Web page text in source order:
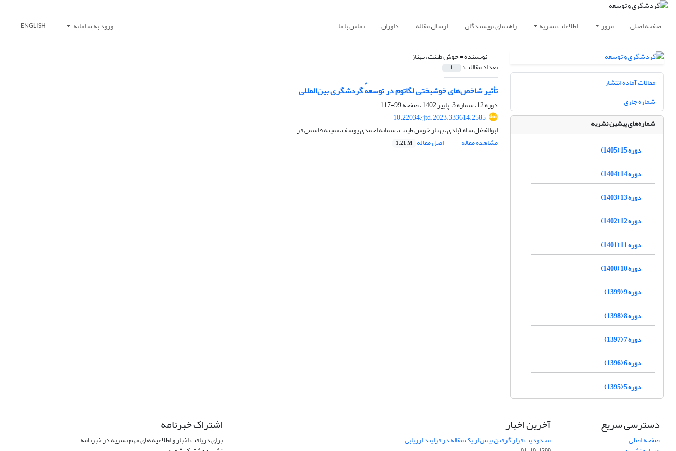
صفحه اصلی مرور اطلاعات نشریه راهنمای نویسندگان ارسال مقاله داوران تماس با ما ورود به سامانه ENGLISH
نویسنده =خوش طینت، بهناز
تعداد مقالات: 1
تأثیر شاخص‌های خوشبختی لگاتوم در توسعهٔ گردشگری بین‌المللی
دوره 12، شماره 3، پاییز 1402، صفحه
99-117
10.22034/jtd.2023.333614.2585
ابوالفضل شاه آبادی، بهناز خوش طینت، سمانه احمدی یوسف، ثمینه قاسمی فر
مشاهده مقاله
اصل مقاله 1.21 M
مقالات آماده انتشار
شماره جاری
شماره‌های پیشین نشریه
دوره 15 (1405)
دوره 14 (1404)
دوره 13 (1403)
دوره 12 (1402)
دوره 11 (1401)
دوره 10 (1400)
دوره 9 (1399)
دوره 8 (1398)
دوره 7 (1397)
دوره 6 (1396)
دوره 5 (1395)
دسترسی سریع
صفحه اصلی
آخرین اخبار
محدودیت قرار گرفتن بیش از یک مقاله در فرایند ارزیابی
اشتراک خبرنامه
برای دریافت اخبار و اطلاعیه های مهم نشریه در خبرنامه